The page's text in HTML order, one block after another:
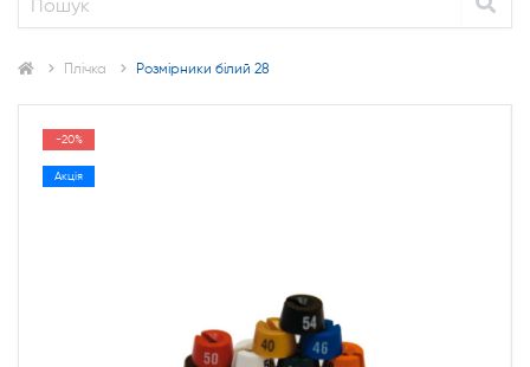
Плічка Розмірники білий 28
-20%
Акція